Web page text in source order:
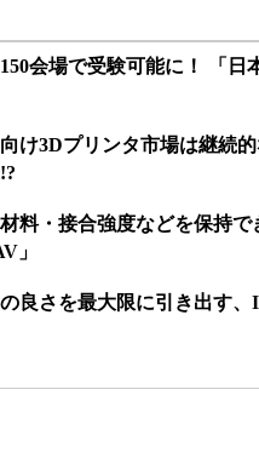
会場で受験可能に！ 「
け3Dプリンタ市場は継続
料・接合強度などを保持
」
良さを最大限に引き出す